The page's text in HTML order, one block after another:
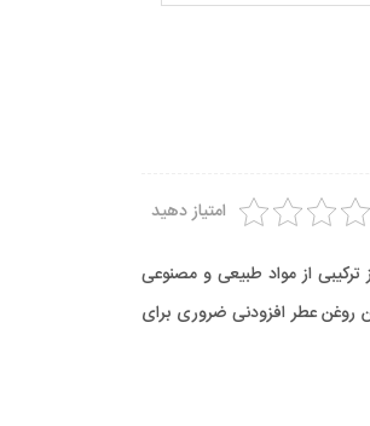
امتیاز دهید
از مواد طبیعی و مصنوعی
روغن عطر افزودنی ضروری برای